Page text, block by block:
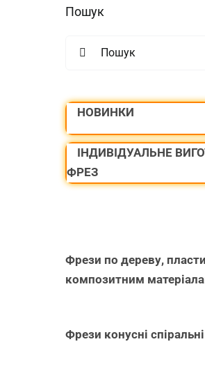
Пошук
НОВИНКИ
ІНДИВІДУАЛЬНЕ
ФРЕЗ
Фрези по дереву,
композитним
Фрези конусні спіральні